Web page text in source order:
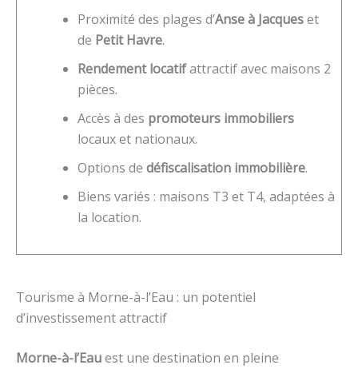
Proximité des plages d’Anse à Jacqueset
de Petit Havre.
Rendement locatifattractif avec maisons 2
pièces.
Accès à des promoteurs immobiliers
locaux et nationaux.
Options de défiscalisation immobilière.
Biens variés : maisons T3 et T4, adaptées à
la location.
Tourisme à Morne-à-l’Eau : un potentiel
d’investissement attractif
Morne-à-l’Eauest une destination en pleine